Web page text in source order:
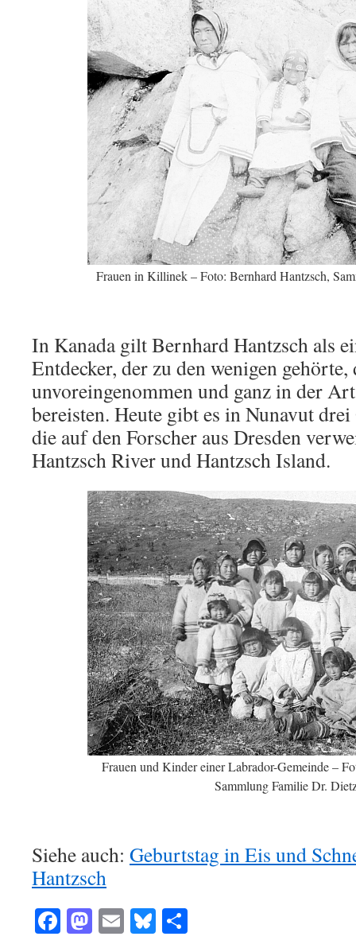
Frauen in Killinek – Foto: Bernhard Hantzsch,
In Kanada gilt Bernhard Hantzsch als
Entdecker, der zu den wenigen gehörte,
unvoreingenommen und ganz in der
bereisten. Heute gibt es in Nunavut
die auf den Forscher aus Dresden
Hantzsch River und Hantzsch Island.
Frauen und Kinder einer Labrador-Gemeinde –
Sammlung Familie Dr.
Siehe auch: Geburtstag in Eis und
Hantzsch
Facebook
Mastodon
EmailBluesky